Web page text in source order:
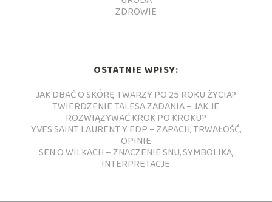
ZDROWIE
OSTATNIE WPISY:
JAK DBAĆ O SKÓRĘ TWARZY PO 25 ROKU ŻYCIA?
TWIERDZENIE TALESA ZADANIA – JAK JE
ROZWIĄZYWAĆ KROK PO KROKU?
YVES SAINT LAURENT Y EDP – ZAPACH, TRWAŁOŚĆ,
OPINIE
SEN O WILKACH – ZNACZENIE SNU, SYMBOLIKA,
INTERPRETACJE